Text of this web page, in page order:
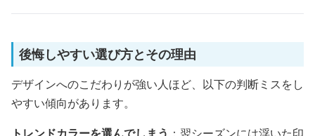
後悔しやすい選び方とその理由
デザインへのこだわりが強い人ほど、以下の判断ミスをし
やすい傾向があります。